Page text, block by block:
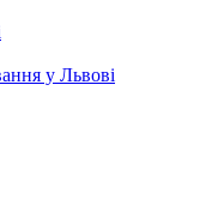
у Львові